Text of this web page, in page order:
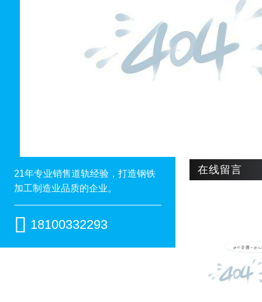
降低
公司拥有货场，
在线留言
21年专业销售道轨经验，打造钢铁
加工制造业品质的企业。
 18100332293